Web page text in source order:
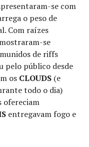
se com
o peso de
Com raízes
se
de riffs
pelo público desde
os CLOUDS (e
todo o dia)
ofereciam
entregavam fogo e